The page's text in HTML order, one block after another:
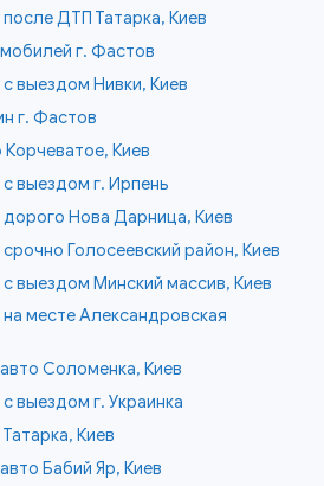
ДТП Татарка, Киев
г. Фастов
выездом Нивки, Киев
г. Фастов
Киев
выездом г. Ирпень
дорого Нова Дарница, Киев
Голосеевский район, Киев
выездом Минский массив, Киев
месте Александровская
Соломенка, Киев
выездом г. Украинка
Киев
Бабий Яр, Киев